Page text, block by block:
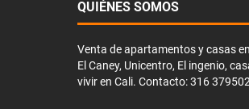
QUIÉNES SOMOS
Venta de apartamentos y casas
El Caney, Unicentro, El ingenio,
vivir en Cali. Contacto: 316